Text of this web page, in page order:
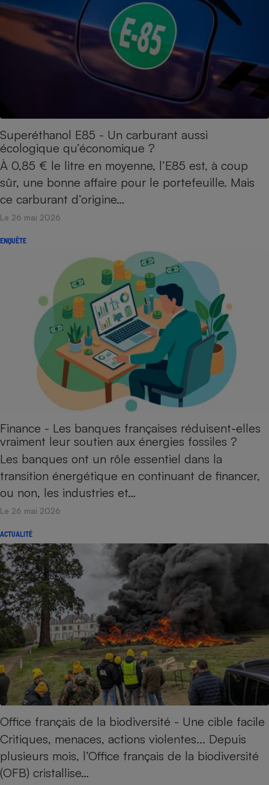
Superéthanol E85 - Un carburant aussi
écologique qu’économique ?
À 0,85 € le litre en moyenne, l’E85 est, à coup
sûr, une bonne affaire pour le portefeuille. Mais
ce carburant d’origine…
Le 26 mai 2026
ENQUÊTE
Finance - Les banques françaises réduisent-elles
vraiment leur soutien aux énergies fossiles ?
Les banques ont un rôle essentiel dans la
transition énergétique en continuant de financer,
ou non, les industries et…
Le 26 mai 2026
ACTUALITÉ
Office français de la biodiversité - Une cible facile
Critiques, menaces, actions violentes... Depuis
plusieurs mois, l’Office français de la biodiversité
(OFB) cristallise…